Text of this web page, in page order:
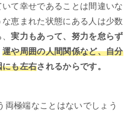
て幸せであることは間違いな
恵まれた状態にある人は少数
、実力もあって、努力を怠らず
運や周囲の人間関係など、自分
にも左右されるからです。
極端なことはないでしょう